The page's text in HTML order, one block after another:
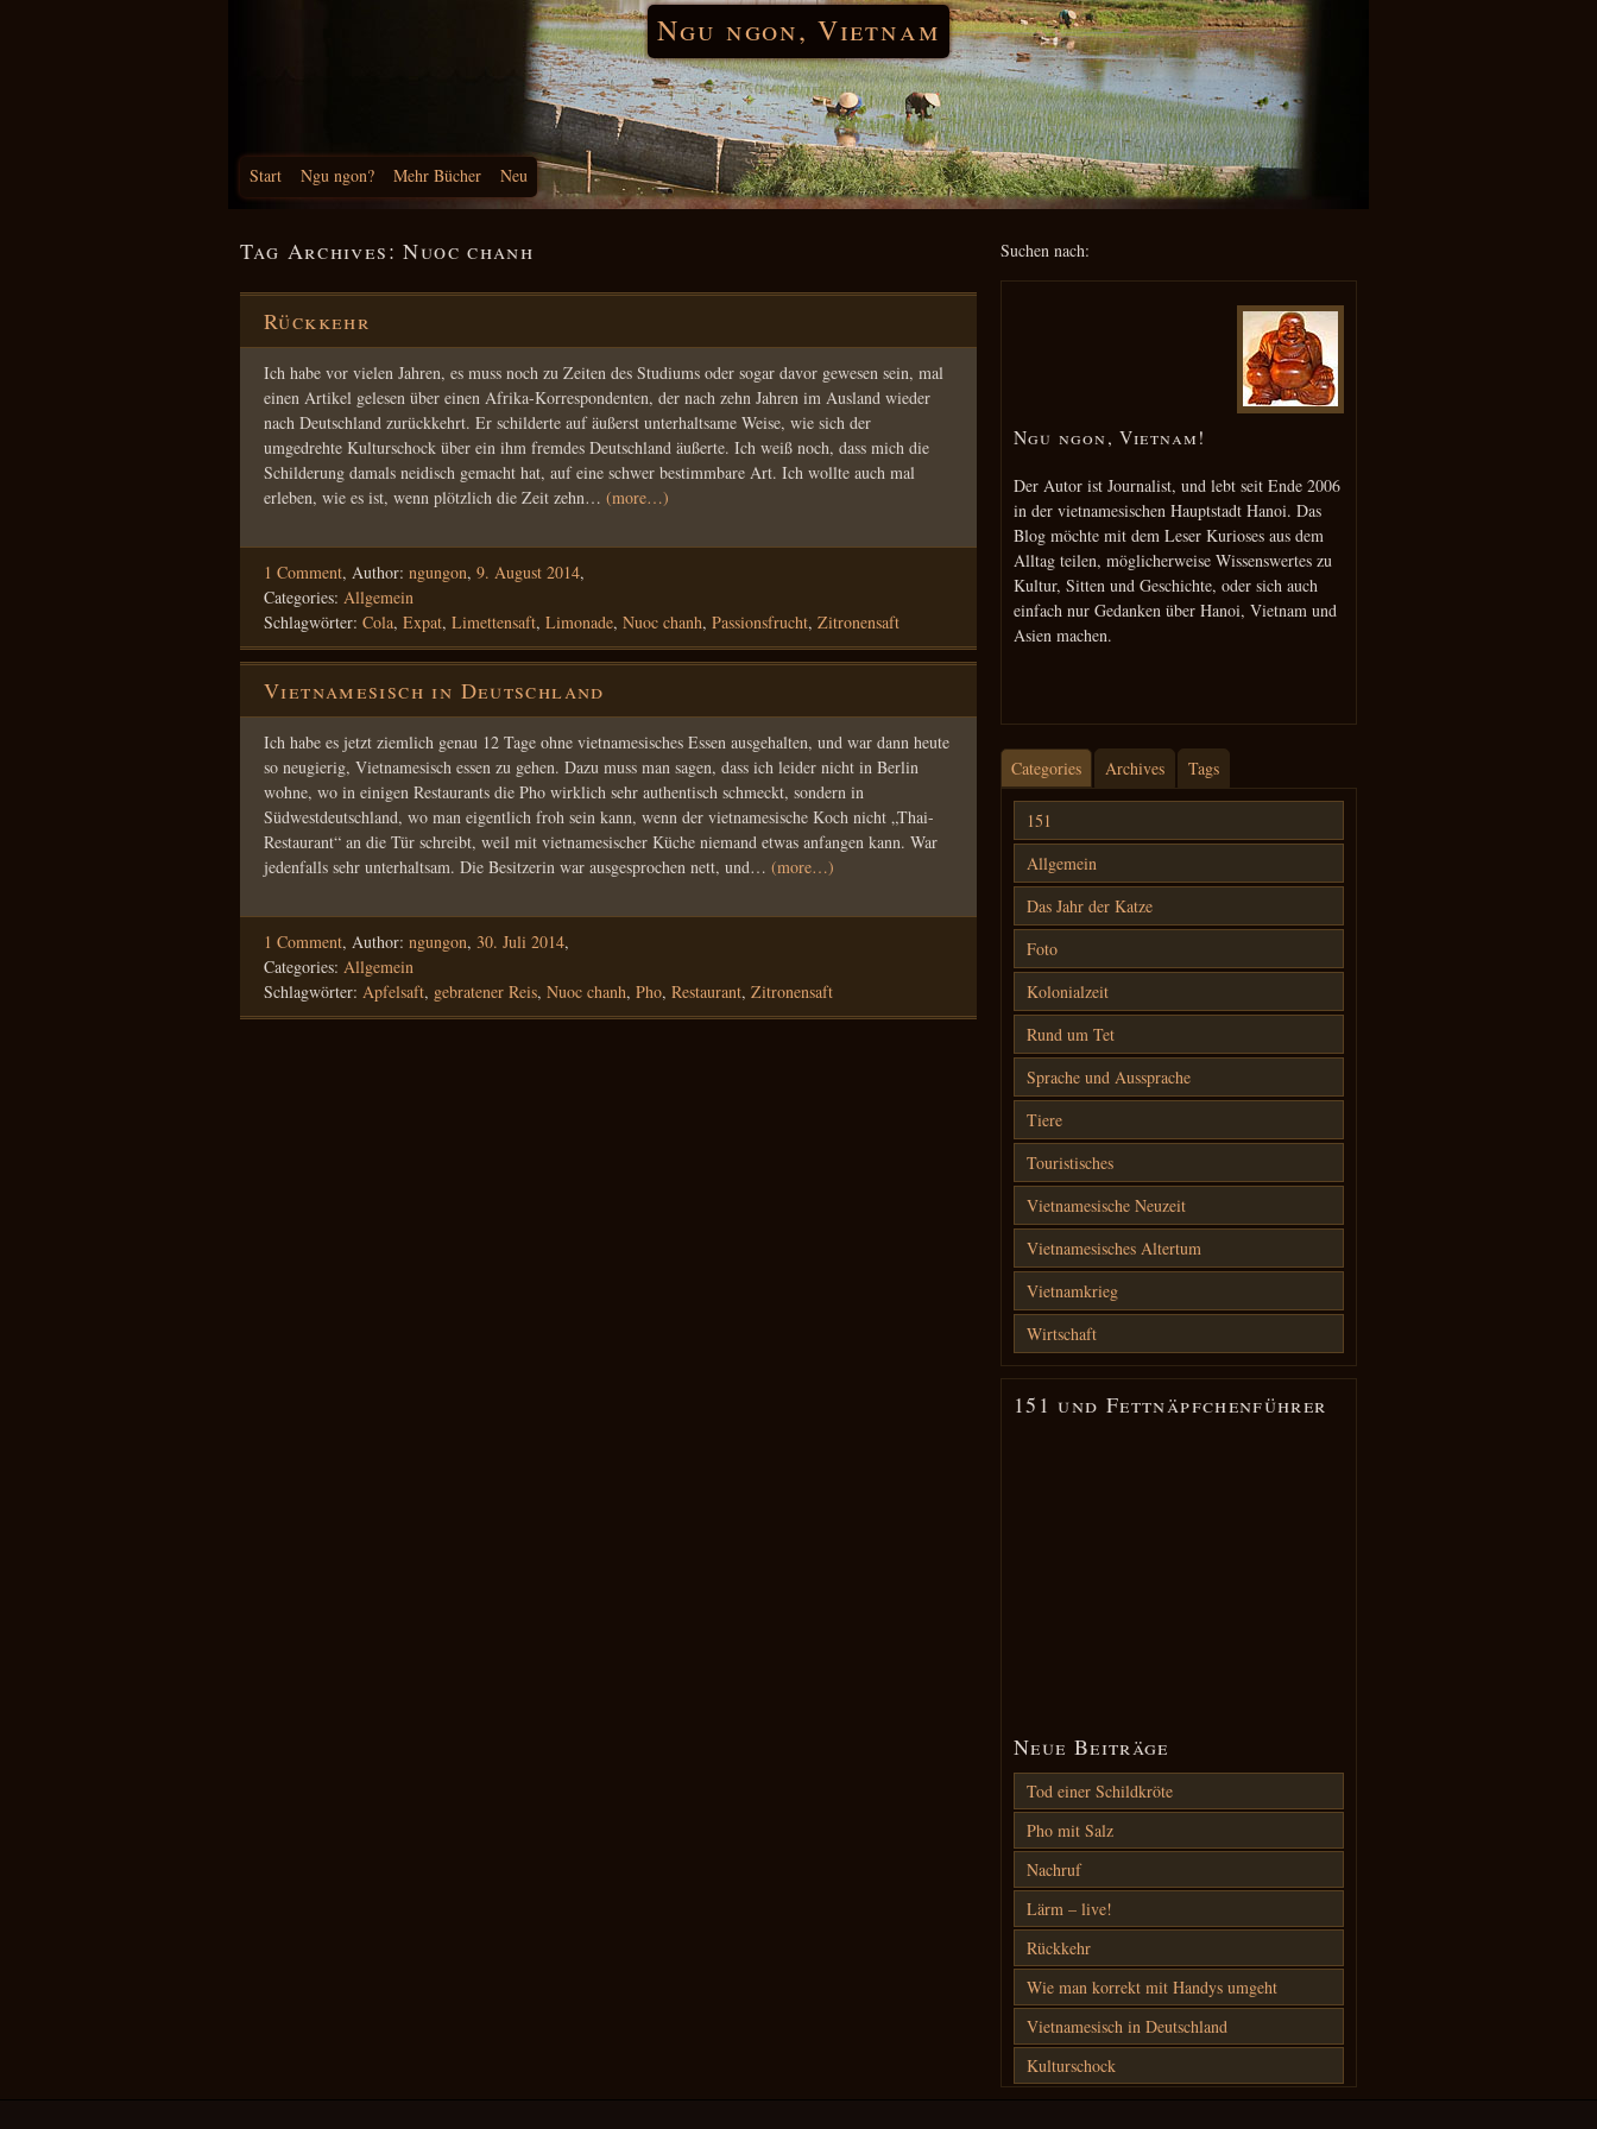
Ngu ngon, Vietnam
Start Ngu ngon? Mehr Bücher Neu
Tag Archives:Nuoc chanh
Rückkehr
Ich habe vor vielen Jahren, es muss noch zu Zeiten des Studiums oder sogar davor gewesen sein, mal
einen Artikel gelesen über einen Afrika-Korrespondenten, der nach zehn Jahren im Ausland wieder
nach Deutschland zurückkehrt. Er schilderte auf äußerst unterhaltsame Weise, wie sich der
umgedrehte Kulturschock über ein ihm fremdes Deutschland äußerte. Ich weiß noch, dass mich die
Schilderung damals neidisch gemacht hat, auf eine schwer bestimmbare Art. Ich wollte auch mal
erleben, wie es ist, wenn plötzlich die Zeit zehn… (more…)
1 Comment, Author: ngungon, 9. August 2014,
Categories: Allgemein
Schlagwörter: Cola, Expat, Limettensaft, Limonade, Nuoc chanh, Passionsfrucht, Zitronensaft
Vietnamesisch in Deutschland
Ich habe es jetzt ziemlich genau 12 Tage ohne vietnamesisches Essen ausgehalten, und war dann heute
so neugierig, Vietnamesisch essen zu gehen. Dazu muss man sagen, dass ich leider nicht in Berlin
wohne, wo in einigen Restaurants die Pho wirklich sehr authentisch schmeckt, sondern in
Südwestdeutschland, wo man eigentlich froh sein kann, wenn der vietnamesische Koch nicht „Thai-
Restaurant“ an die Tür schreibt, weil mit vietnamesischer Küche niemand etwas anfangen kann. War
jedenfalls sehr unterhaltsam. Die Besitzerin war ausgesprochen nett, und… (more…)
1 Comment, Author: ngungon, 30. Juli 2014,
Categories: Allgemein
Schlagwörter: Apfelsaft, gebratener Reis, Nuoc chanh, Pho, Restaurant, Zitronensaft
Suchen nach:
Ngu ngon, Vietnam!
Der Autor ist Journalist, und lebt seit Ende 2006
in der vietnamesischen Hauptstadt Hanoi. Das
Blog möchte mit dem Leser Kurioses aus dem
Alltag teilen, möglicherweise Wissenswertes zu
Kultur, Sitten und Geschichte, oder sich auch
einfach nur Gedanken über Hanoi, Vietnam und
Asien machen.
Categories Archives Tags
151
Allgemein
Das Jahr der Katze
Foto
Kolonialzeit
Rund um Tet
Sprache und Aussprache
Tiere
Touristisches
Vietnamesische Neuzeit
Vietnamesisches Altertum
Vietnamkrieg
Wirtschaft
151 und Fettnäpfchenführer
Neue Beiträge
Tod einer Schildkröte
Pho mit Salz
Nachruf
Lärm – live!
Rückkehr
Wie man korrekt mit Handys umgeht
Vietnamesisch in Deutschland
Kulturschock